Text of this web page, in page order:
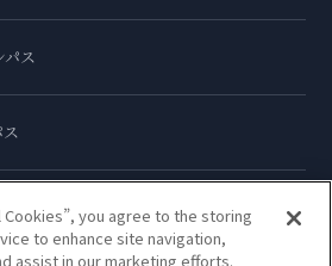
ス
Cookies”, you agree to the storing
to enhance site navigation,
assist in our marketing efforts.